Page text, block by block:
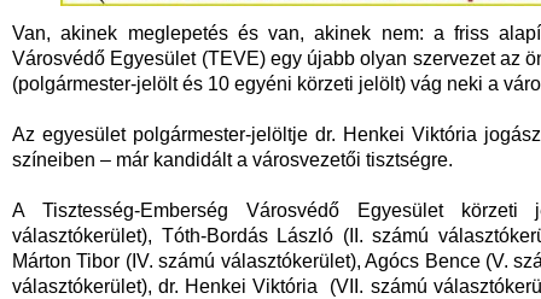
Van, akinek meglepetés és van, akinek nem: a friss
Városvédő Egyesület (TEVE) egy újabb olyan szervezet az
(polgármester-jelölt és 10 egyéni körzeti jelölt) vág neki a
Az egyesület polgármester-jelöltje dr. Henkei Viktória
színeiben – már kandidált a városvezetői tisztségre.
A Tisztesség-Emberség Városvédő Egyesület
választókerület), Tóth-Bordás László (II. számú
Márton Tibor (IV. számú választókerület), Agócs Bence (V.
választókerület), dr. Henkei Viktória (VII. számú